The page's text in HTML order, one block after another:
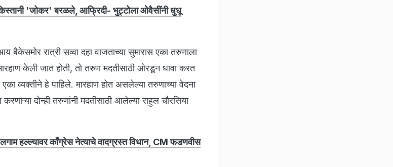
'जोकर' बरळले, आफ्रिदी- भुट्टोला ओवैसींनी धुधू
बैकेसमोर रात्री सव्वा दहा वाजताच्या सुमारास एका तरुणाला
केली जात होती, तो तरुण मदतीसाठी ओरडून धावा करत
एका व्यक्तीने हे पाहिले. मारहाण होत असलेल्या तरुणाच्या वेदना
दोन्ही तरुणांनी मदतीसाठी आलेल्या राहुल चौरसिया
हल्ल्यावर काँग्रेस नेत्याचे वादग्रस्त विधान, CM फडणवीस